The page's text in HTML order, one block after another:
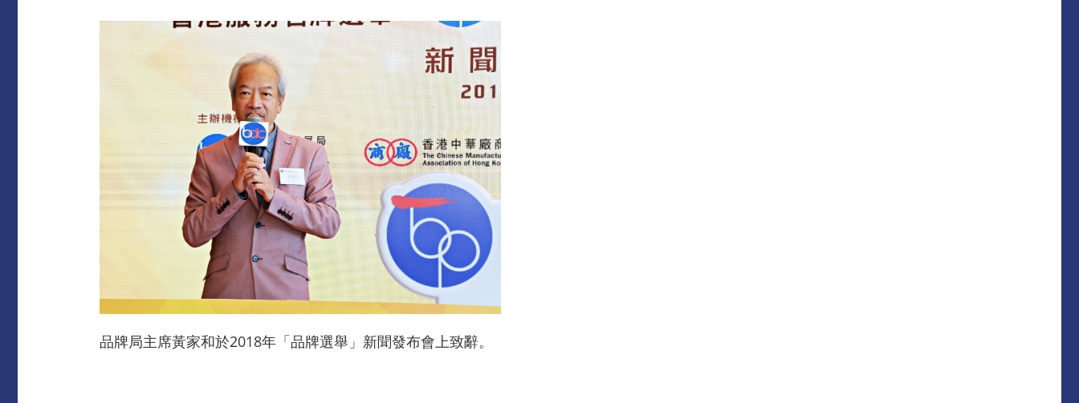
品牌局主席黃家和於2018年「品牌選舉」新聞發布會上致辭。